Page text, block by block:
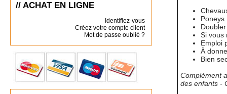
// ACHAT EN LIGNE
Identifiez-vous
Créez votre compte client
Mot de passe oublié ?
Poneys
Si vous
Emploi
À
Bien
Complément
des enfants -